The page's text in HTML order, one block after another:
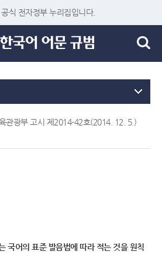
식 전자정부 누리집입니다.
관광부 고시 제2014-42호(2014. 12. 5.)
국어의 표준 발음법에 따라 적는 것을 원칙